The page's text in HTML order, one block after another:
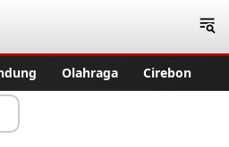
Olahraga Cirebon